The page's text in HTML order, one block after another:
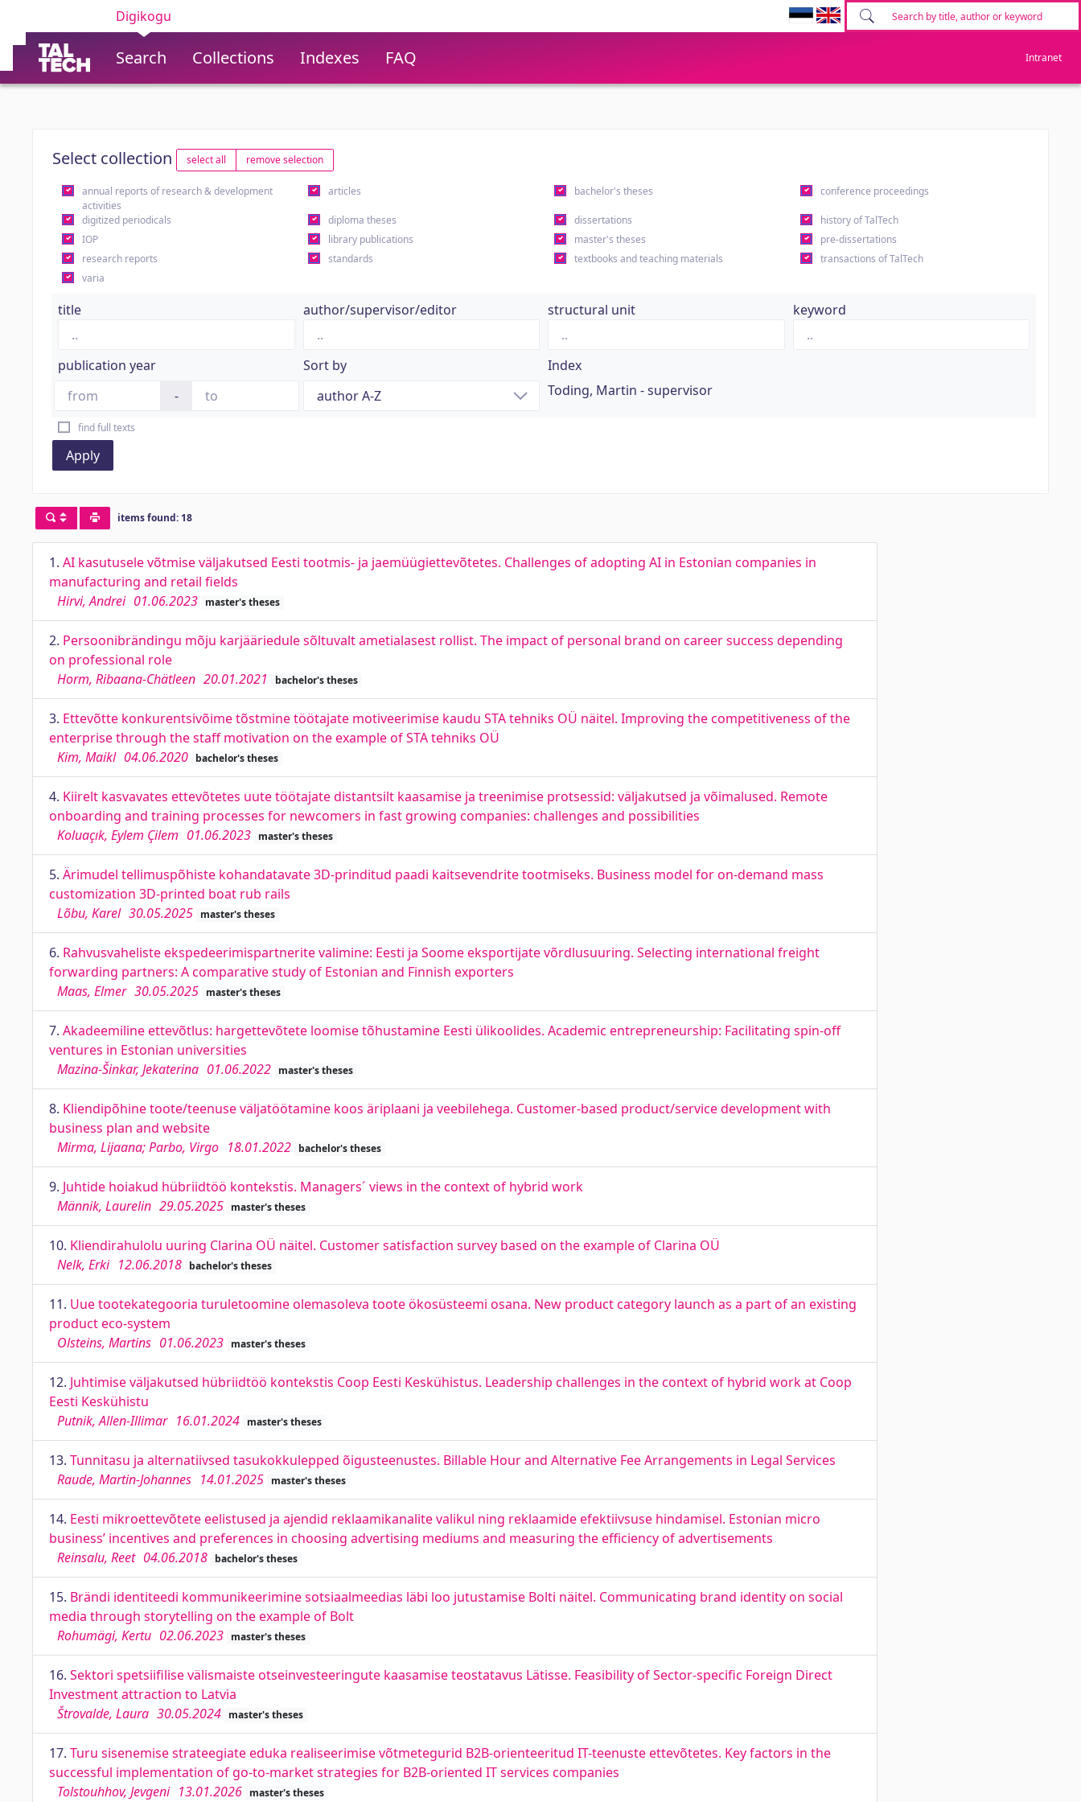
Digikogu
Search Collections Indexes FAQ Intranet
Select collection select all remove selection
annual reports of research & development
activities
articles bachelor's theses conference proceedings
digitized periodicals diploma theses dissertations
history of TalTech
IOP
library publications master's theses
pre-dissertations
research reports
standards textbooks and teaching materials
transactions of TalTech
varia
title author/supervisor/editor structural unit keyword
publication year
-
Sort by
Index
Toding, Martin - supervisor
find full texts
Apply
items found: 18
1. AI kasutusele võtmise väljakutsed Eesti tootmis- ja jaemüügiettevõtetes. Challenges of adopting AI in Estonian companies in
manufacturing and retail fields
Hirvi, Andrei 01.06.2023 master's theses
2. Persoonibrändingu mõju karjääriedule sõltuvalt ametialasest rollist. The impact of personal brand on career success depending
on professional role
Horm, Ribaana-Chätleen 20.01.2021 bachelor's theses
3. Ettevõtte konkurentsivõime tõstmine töötajate motiveerimise kaudu STA tehniks OÜ näitel. Improving the competitiveness of the
enterprise through the staff motivation on the example of STA tehniks OÜ
Kim, Maikl 04.06.2020 bachelor's theses
4. Kiirelt kasvavates ettevõtetes uute töötajate distantsilt kaasamise ja treenimise protsessid: väljakutsed ja võimalused. Remote
onboarding and training processes for newcomers in fast growing companies: challenges and possibilities
Koluaçık, Eylem Çilem 01.06.2023 master's theses
5. Ärimudel tellimuspõhiste kohandatavate 3D-prinditud paadi kaitsevendrite tootmiseks. Business model for on-demand mass
customization 3D-printed boat rub rails
Lõbu, Karel 30.05.2025 master's theses
6. Rahvusvaheliste ekspedeerimispartnerite valimine: Eesti ja Soome eksportijate võrdlusuuring. Selecting international freight
forwarding partners: A comparative study of Estonian and Finnish exporters
Maas, Elmer 30.05.2025 master's theses
7. Akadeemiline ettevõtlus: hargettevõtete loomise tõhustamine Eesti ülikoolides. Academic entrepreneurship: Facilitating spin-off
ventures in Estonian universities
Mazina-Šinkar, Jekaterina 01.06.2022 master's theses
8. Kliendipõhine toote/teenuse väljatöötamine koos äriplaani ja veebilehega. Customer-based product/service development with
business plan and website
Mirma, Lijaana; Parbo, Virgo 18.01.2022 bachelor's theses
9. Juhtide hoiakud hübriidtöö kontekstis. Managers´ views in the context of hybrid work
Männik, Laurelin 29.05.2025 master's theses
10. Kliendirahulolu uuring Clarina OÜ näitel. Customer satisfaction survey based on the example of Clarina OÜ
Nelk, Erki 12.06.2018 bachelor's theses
11. Uue tootekategooria turuletoomine olemasoleva toote ökosüsteemi osana. New product category launch as a part of an existing
product eco-system
Olsteins, Martins 01.06.2023 master's theses
12. Juhtimise väljakutsed hübriidtöö kontekstis Coop Eesti Keskühistus. Leadership challenges in the context of hybrid work at Coop
Eesti Keskühistu
Putnik, Allen-Illimar 16.01.2024 master's theses
13. Tunnitasu ja alternatiivsed tasukokkulepped õigusteenustes. Billable Hour and Alternative Fee Arrangements in Legal Services
Raude, Martin-Johannes 14.01.2025 master's theses
14. Eesti mikroettevõtete eelistused ja ajendid reklaamikanalite valikul ning reklaamide efektiivsuse hindamisel. Estonian micro
business’ incentives and preferences in choosing advertising mediums and measuring the efficiency of advertisements
Reinsalu, Reet 04.06.2018 bachelor's theses
15. Brändi identiteedi kommunikeerimine sotsiaalmeedias läbi loo jutustamise Bolti näitel. Communicating brand identity on social
media through storytelling on the example of Bolt
Rohumägi, Kertu 02.06.2023 master's theses
16. Sektori spetsiifilise välismaiste otseinvesteeringute kaasamise teostatavus Lätisse. Feasibility of Sector-specific Foreign Direct
Investment attraction to Latvia
Štrovalde, Laura 30.05.2024 master's theses
17. Turu sisenemise strateegiate eduka realiseerimise võtmetegurid B2B-orienteeritud IT-teenuste ettevõtetes. Key factors in the
successful implementation of go-to-market strategies for B2B-oriented IT services companies
Tolstouhhov, Jevgeni 13.01.2026 master's theses